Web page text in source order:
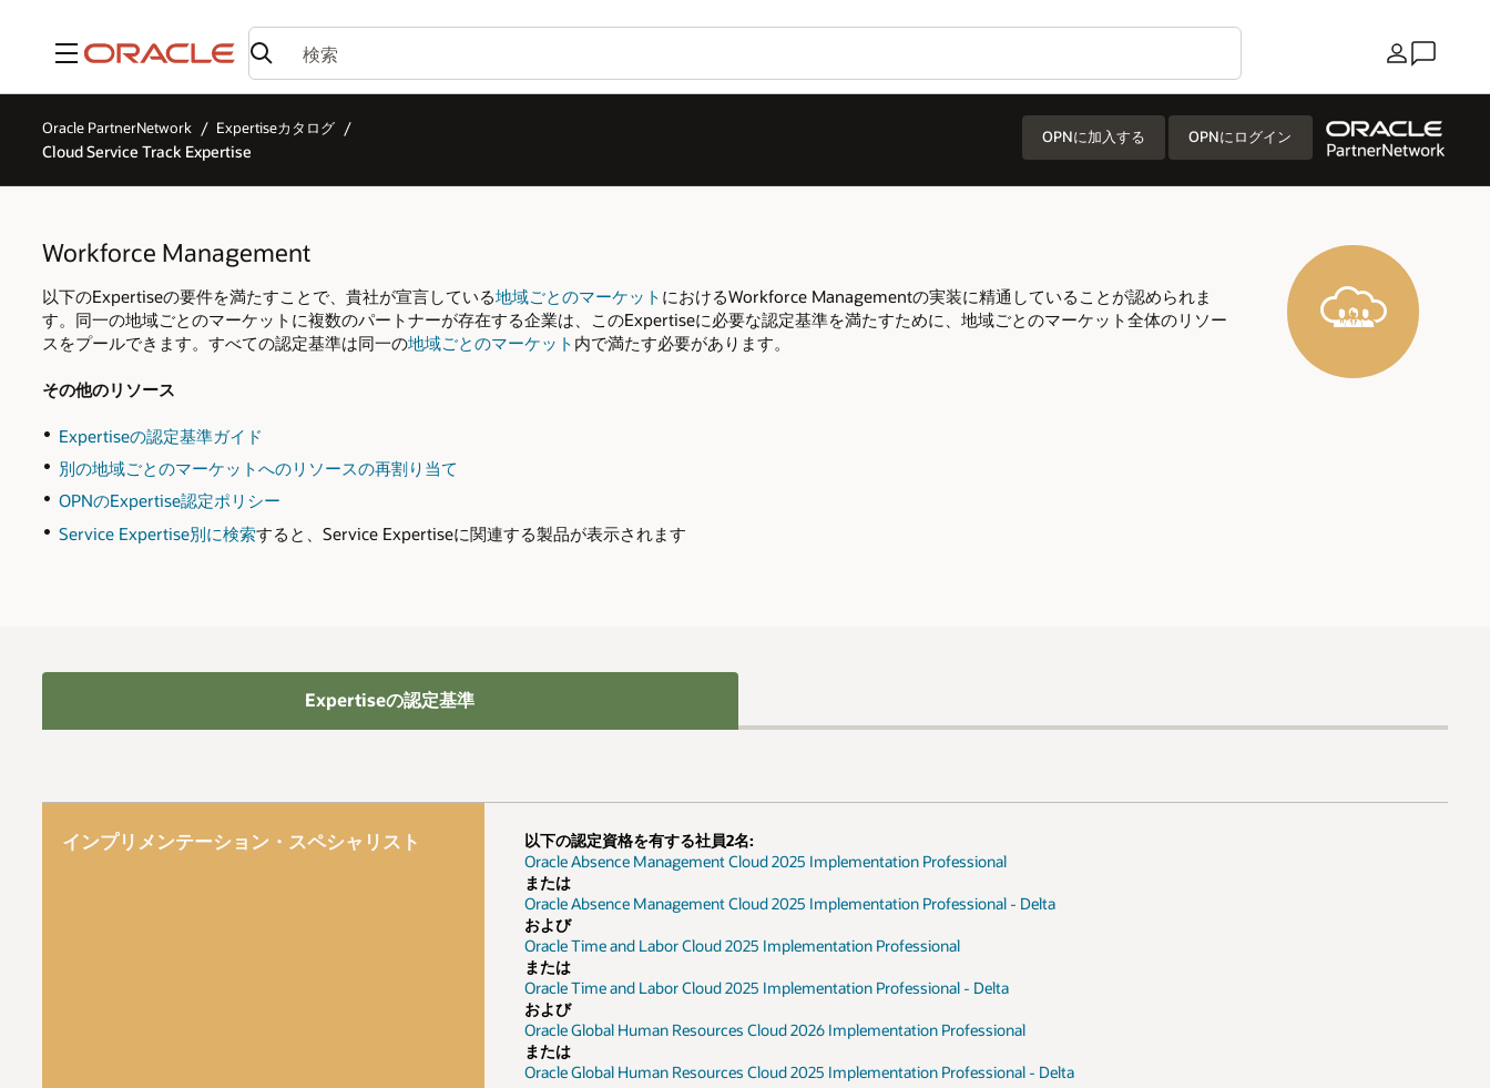
メニュー 国/地域
Oracle PartnerNetwork Expertiseカタログ
Cloud Service Track Expertise
OPNに加入する OPNにログイン
Workforce Management
以下のExpertiseの要件を満たすことで、貴社が宣言している地域ごとのマーケット におけるWorkforce Managementの実装に精通していることが認められま
す。同一の地域ごとのマーケットに複数のパートナーが存在する企業は、このExpertiseに必要な認定基準を満たすために、地域ごとのマーケット全体のリソー
スをプールできます。すべての認定基準は同一の地域ごとのマーケット 内で満たす必要があります。
その他のリソース
Expertiseの認定基準ガイド
別の地域ごとのマーケットへのリソースの再割り当て
OPNのExpertise認定ポリシー
Service Expertise別に検索すると、Service Expertiseに関連する製品が表示されます
Expertiseの認定基準
インプリメンテーション・スペシャリスト
以下の認定資格を有する社員2名:
Oracle Absence Management Cloud 2025 Implementation Professional
または
Oracle Absence Management Cloud 2025 Implementation Professional - Delta
および
Oracle Time and Labor Cloud 2025 Implementation Professional
または
Oracle Time and Labor Cloud 2025 Implementation Professional - Delta
および
Oracle Global Human Resources Cloud 2026 Implementation Professional
または
Oracle Global Human Resources Cloud 2025 Implementation Professional - Delta